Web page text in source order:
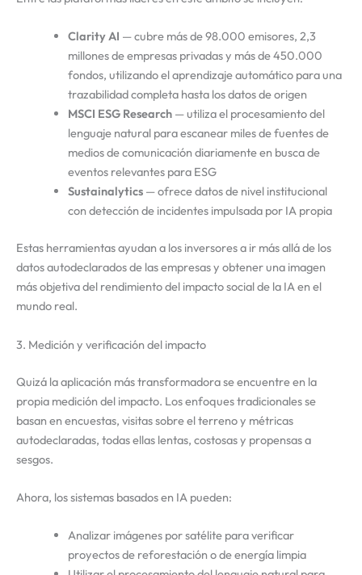
Clarity AI — cubre más de 98.000 emisores, 2,3
millones de empresas privadas y más de 450.000
fondos, utilizando el aprendizaje automático para una
trazabilidad completa hasta los datos de origen
MSCI ESG Research— utiliza el procesamiento del
lenguaje natural para escanear miles de fuentes de
medios de comunicación diariamente en busca de
eventos relevantes para ESG
Sustainalytics— ofrece datos de nivel institucional
con detección de incidentes impulsada por IA propia
Estas herramientas ayudan a los inversores a ir más allá de los
datos autodeclarados de las empresas y obtener una imagen
más objetiva del rendimiento del impacto social de la IA en el
mundo real.
3. Medición y verificación del impacto
Quizá la aplicación más transformadora se encuentre en la
propia medición del impacto. Los enfoques tradicionales se
basan en encuestas, visitas sobre el terreno y métricas
autodeclaradas, todas ellas lentas, costosas y propensas a
sesgos.
Ahora, los sistemas basados en IA pueden:
Analizar imágenes por satélite para verificar
proyectos de reforestación o de energía limpia